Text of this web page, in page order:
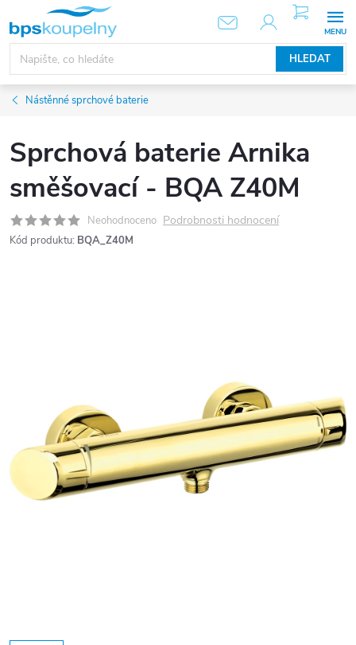
obsah
HLEDAT
NÁKUPNÍ
KOŠÍK
Nástěnné sprchové baterie
Sprchová baterie Arnika
směšovací - BQA Z40M
Neohodnoceno Podrobnosti hodnocení
Kód produktu: BQA_Z40M